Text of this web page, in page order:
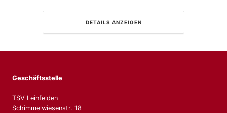
DETAILS ANZEIGEN
Geschäftsstelle
TSV Leinfelden
Schimmelwiesenstr. 18